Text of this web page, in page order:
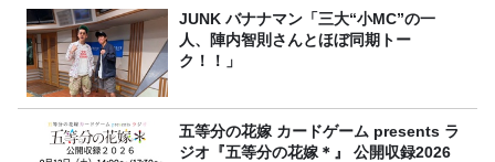
JUNK バナナマン「三大“小MC”の一
人、陣内智則さんとほぼ同期トー
ク！！」
五等分の花嫁 カードゲーム presents ラ
ジオ『五等分の花嫁＊』 公開収録2026